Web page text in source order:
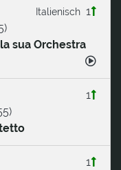
1
Italienisch
)
sua Orchestra
1
)
1